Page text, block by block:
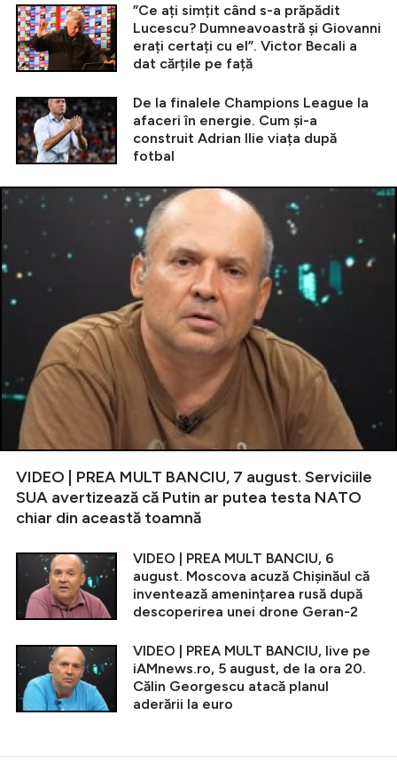
”Ce ați simțit când s-a prăpădit
Lucescu? Dumneavoastră și Giovanni
erați certați cu el”. Victor Becali a
dat cărțile pe față
De la finalele Champions League la
afaceri în energie. Cum și-a
construit Adrian Ilie viața după
fotbal
VIDEO | PREA MULT BANCIU, 7 august. Serviciile
SUA avertizează că Putin ar putea testa NATO
chiar din această toamnă
VIDEO | PREA MULT BANCIU, 6
august. Moscova acuză Chișinăul că
inventează amenințarea rusă după
descoperirea unei drone Geran-2
VIDEO | PREA MULT BANCIU, live pe
iAMnews.ro, 5 august, de la ora 20.
Călin Georgescu atacă planul
aderării la euro